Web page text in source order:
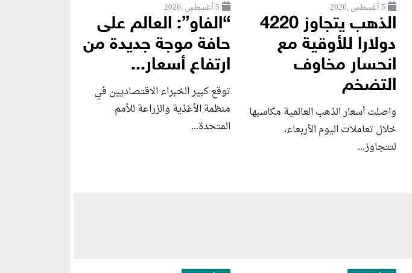
5 أغسطس ,2026
الذهب يتجاوز 4220
دولارا للأوقية مع
انحسار مخاوف
التضخم
واصلت أسعار الذهب العالمية مكاسبها
خلال تعاملات اليوم الأربعاء،
لتتجاوز...
5 أغسطس ,2026
“الفاو”: العالم على
حافة موجة جديدة من
ارتفاع أسعار...
توقع كبير الخبراء الاقتصاديين في
منظمة الأغذية والزراعة للأمم
المتحدة...